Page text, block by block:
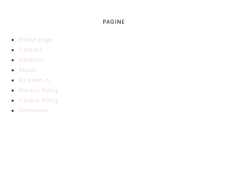
PAGINE
Home page
Contact
Sponsor
About
As seen in
Privacy Policy
Cookie Policy
Interviews